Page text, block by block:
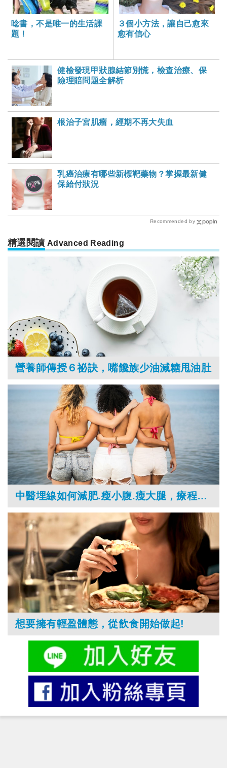
唸書，不是唯一的生活課
題！
３個小方法，讓自己愈來
愈有信心
健檢發現甲狀腺結節別慌，檢查治療、保
險理賠問題全解析
根治子宮肌瘤，經期不再大失血
乳癌治療有哪些新標靶藥物？掌握最新健
保給付狀況
Recommended by
精選閱讀 Advanced Reading
營養師傳授６祕訣，嘴饞族少油減糖甩油肚
中醫埋線如何減肥.瘦小腹.瘦大腿，療程結束怎麼不復胖？
想要擁有輕盈體態，從飲食開始做起!